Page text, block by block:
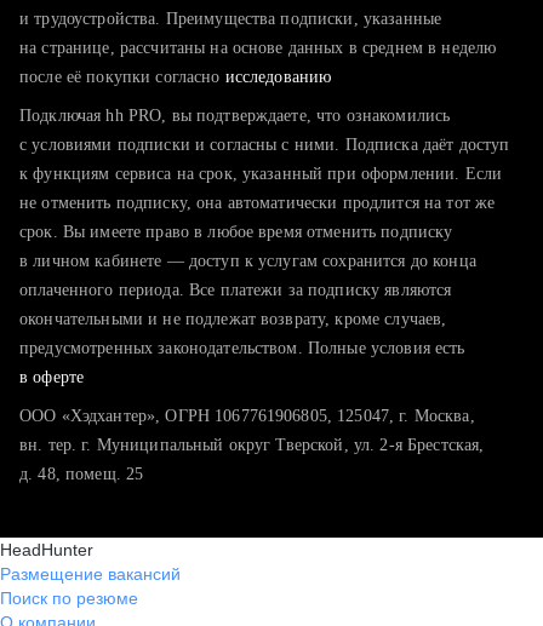
тратите много времени на поиск и вручную поднимаете
хотите сравнить себя с конкурентами и оценить шансы
и трудоустройства. Преимущества подписки, указанные
на странице, рассчитаны на основе данных в среднем в неделю
после её покупки согласно исследованию
Подключая hh PRO, вы подтверждаете, что ознакомились
с условиями подписки и согласны с ними. Подписка даёт доступ
к функциям сервиса на срок, указанный при оформлении. Если
не отменить подписку, она автоматически продлится на тот же
срок. Вы имеете право в любое время отменить подписку
в личном кабинете — доступ к услугам сохранится до конца
оплаченного периода. Все платежи за подписку являются
окончательными и не подлежат возврату, кроме случаев,
предусмотренных законодательством. Полные условия есть
в оферте
ООО «Хэдхантер», ОГРН 1067761906805, 125047, г. Москва,
вн. тер. г. Муниципальный округ Тверской, ул. 2-я Брестская,
д. 48, помещ. 25
HeadHunter
Размещение вакансий
Поиск по резюме